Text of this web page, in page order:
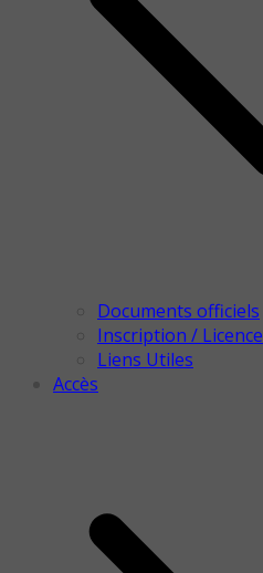
Documents officiels
Inscription / Licence
Liens Utiles
Accès